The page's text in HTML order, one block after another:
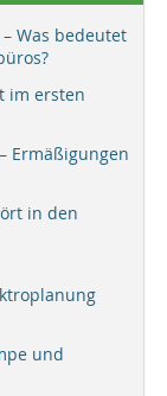
Was bedeutet
im ersten
Ermäßigungen
in den
und